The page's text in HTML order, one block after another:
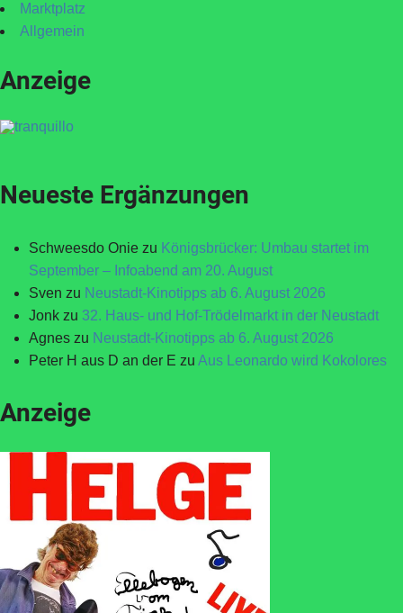
Marktplatz
Allgemein
Anzeige
Neueste Ergänzungen
Schweesdo Onie zu Königsbrücker: Umbau startet im
September – Infoabend am 20. August
Sven zu Neustadt-Kinotipps ab 6. August 2026
Jonk zu 32. Haus- und Hof-Trödelmarkt in der Neustadt
Agnes zu Neustadt-Kinotipps ab 6. August 2026
Peter H aus D an der E zu Aus Leonardo wird Kokolores
Anzeige